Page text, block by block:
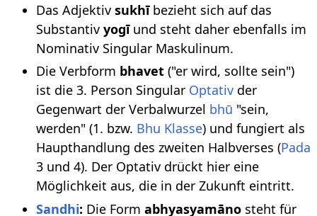
Das Adjektiv sukhībezieht sich auf das
Substantiv yogīund steht daher ebenfalls im
Nominativ Singular Maskulinum.
Die Verbform bhavet("er wird, sollte sein")
ist die 3. Person Singular Optativder
Gegenwart der Verbalwurzel bhū "sein,
werden" (1. bzw. Bhu Klasse) und fungiert als
Haupthandlung des zweiten Halbverses (Pada
3 und 4). Der Optativ drückt hier eine
Möglichkeit aus, die in der Zukunft eintritt.
Sandhi: Die Form abhyasyamānosteht für